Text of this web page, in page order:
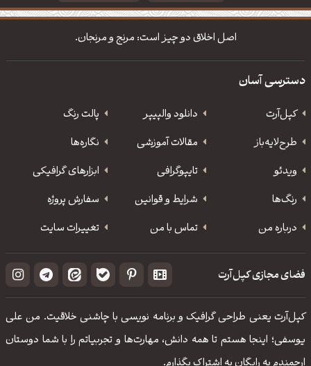
دانلود والپیپر مذهبی
تایپوگرافی شعر مولانا
اصل اخلاق دو چیز است: مرنج و مرنجان.
دسترسی آسان
کپل‌آرت دانلود‌ والپیپر
پالت رنگ
طرح‌لایه‌باز
مقالات آموزشی
نگاره‌ها
ویدئو
‌تایپوگرافی
ابزارهای گرافیکی
رنگ‌ها
شرایط و قوانین
سفارش پروژه
درباره من
تماس با من تغییرات سایت
فضای مجازی کپل‌آرت
کپل‌آرت یعنی طراحی گرافیک و برنامه نویسی با چاشنی خلاقیت. من علی
یوسفی؛ اینجا هستم تا همه دانش، مهارت‌‌ها و تجربیاتم را با شما دوستان